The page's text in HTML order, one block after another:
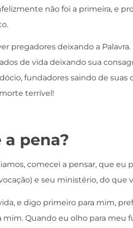
não foi a primeira, e
pregadores deixando a
de vida deixando sua
fundadores saindo de suas
terrível!
pena?
comecei a pensar, que eu
e seu ministério, do que
e digo primeiro para mim,
Quando eu olho para meu